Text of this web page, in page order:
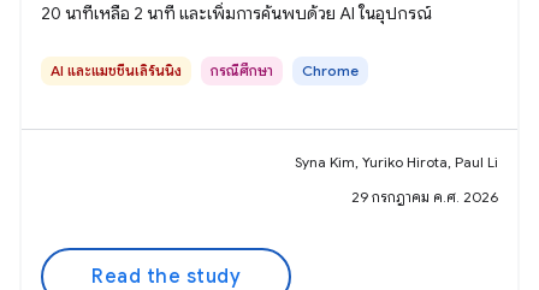
20 นาทีเหลือ 2 นาที และเพิ่มการค้นพบด้วย AI ในอุปกรณ์
AI และแมชชีนเลิร์นนิง กรณีศึกษา Chrome
Syna Kim, Yuriko Hirota, Paul Li
29 กรกฎาคม ค.ศ. 2026
Read the study